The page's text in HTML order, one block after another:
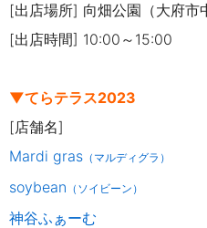
[出店場所] 向畑公園（大府市
[出店時間] 10:00～15:00
▼てらテラス2023
[店舗名]
Mardi gras （マルディグラ）
soybean （ソイビーン）
神谷ふぁーむ